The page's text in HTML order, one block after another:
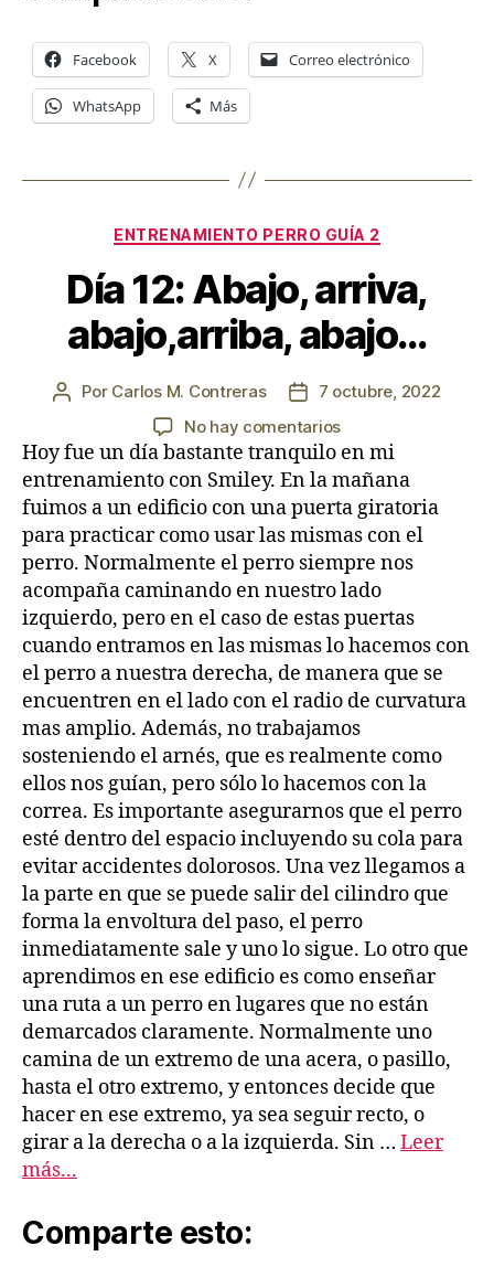
Facebook X Correo electrónico
WhatsApp Más
Categorías
ENTRENAMIENTO PERRO GUÍA 2
Día 12: Abajo, arriva,
abajo,arriba, abajo…
Autor
la
entrada
Por Carlos M. Contreras
Fecha
de
entrada
7 octubre, 2022
No hay comentariosen
Día
12:
Abajo,
arriva,
abajo,arriba,
abajo…
Hoy fue un día bastante tranquilo en mi
entrenamiento con Smiley. En la mañana
fuimos a un edificio con una puerta giratoria
para practicar como usar las mismas con el
perro. Normalmente el perro siempre nos
acompaña caminando en nuestro lado
izquierdo, pero en el caso de estas puertas
cuando entramos en las mismas lo hacemos con
el perro a nuestra derecha, de manera que se
encuentren en el lado con el radio de curvatura
mas amplio. Además, no trabajamos
sosteniendo el arnés, que es realmente como
ellos nos guían, pero sólo lo hacemos con la
correa. Es importante asegurarnos que el perro
esté dentro del espacio incluyendo su cola para
evitar accidentes dolorosos. Una vez llegamos a
la parte en que se puede salir del cilindro que
forma la envoltura del paso, el perro
inmediatamente sale y uno lo sigue. Lo otro que
aprendimos en ese edificio es como enseñar
una ruta a un perro en lugares que no están
demarcados claramente. Normalmente uno
camina de un extremo de una acera, o pasillo,
hasta el otro extremo, y entonces decide que
hacer en ese extremo, ya sea seguir recto, o
girar a la derecha o a la izquierda. Sin … Leer
más...
Comparte esto: